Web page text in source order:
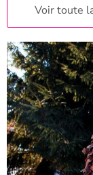
Voir toute